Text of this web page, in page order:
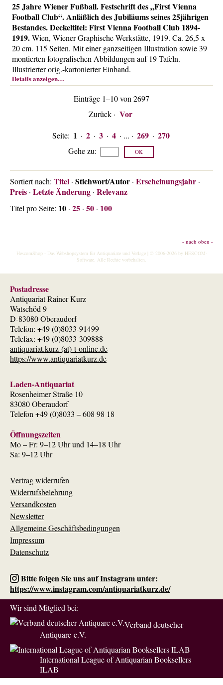
25 Jahre Wiener Fußball. Festschrift des „First Vienna
Football Club“. Anläßlich des Jubiläums seines 25jährigen
Bestandes. Deckeltitel: First Vienna Football Club 1894-
1919.Wien, Wiener Graphische Werkstätte, 1919. Ca. 26,5 x
20 cm. 115 Seiten. Mit einer ganzseitigen Illustration sowie 39
montierten fotografischen Abbildungen auf 19 Tafeln.
Illustrierter orig.-kartonierter Einband.
Details anzeigen…
Einträge 1–10 von 2697
Zurück · Vor
Seite: 1 · 2 · 3 · 4 · ... · 269 · 270
Gehe zu:
Sortiert nach: Titel · Stichwort/Autor · Erscheinungsjahr ·
Preis · Letzte Änderung · Relevanz
Titel pro Seite: 10 · 25 · 50 · 100
- nach oben -
HescomShop- Das Webshopsystem für Antiquariate und Verlage | © 2006-2026 by HESCOM-
Software. Alle Rechte vorbehalten.
Postadresse
Antiquariat Rainer Kurz
Watschöd 9
D-83080 Oberaudorf
Telefon: +49 (0)8033-91499
Telefax: +49 (0)8033-309888
antiquariat.kurz (at) t-online.de
https://www.antiquariatkurz.de
Laden-Antiquariat
Rosenheimer Straße 10
83080 Oberaudorf
Telefon +49 (0)8033 – 608 98 18
Öffnungszeiten
Mo – Fr: 9–12 Uhr und 14–18 Uhr
Sa: 9–12 Uhr
Vertrag widerrufen
Widerrufsbelehrung
Versandkosten
Newsletter
Allgemeine Geschäftsbedingungen
Impressum
Datenschutz
Bitte folgen Sie uns auf Instagram unter:
https://www.instagram.com/antiquariatkurz.de/
Wir sind Mitglied bei:
Verband deutscher
Antiquare e.V.
International League of Antiquarian Booksellers
ILAB